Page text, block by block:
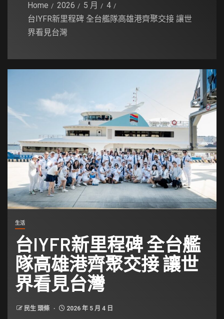
Home 2026 5 月
4
台IYFR新里程碑 全台艦隊高雄港齊聚交接 讓世
界看見台灣
生活
台IYFR新里程碑 全台艦
隊高雄港齊聚交接 讓世
界看見台灣
民生 頭條 2026 年 5 月 4 日